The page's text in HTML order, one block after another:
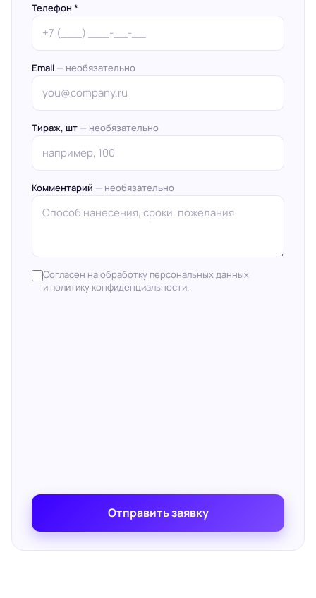
Телефон *
Email — необязательно
Тираж, шт — необязательно
Комментарий — необязательно
Согласен на обработку персональных данных
и политику конфиденциальности.
Отправить заявку